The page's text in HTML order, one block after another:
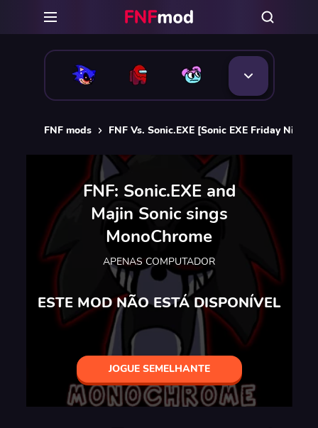
FNF mods FNF Vs. Sonic.EXE [Sonic EXE Friday Night
FNF: Sonic.EXE and
Majin Sonic sings
MonoChrome
APENAS COMPUTADOR
ESTE MOD NÃO ESTÁ DISPONÍVEL
JOGUE SEMELHANTE